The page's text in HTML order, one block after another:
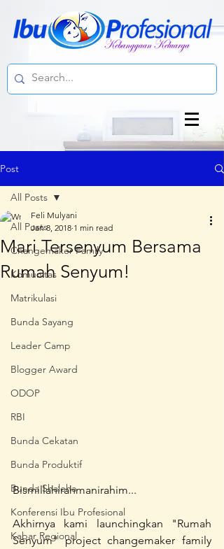
Post
All Posts
Changemaker Family
Komunitas
Matrikulasi
Bunda Sayang
Leader Camp
Blogger Award
ODOP
RBI
Bunda Cekatan
Bunda Produktif
Bunda Shaleha
Konferensi Ibu Profesional
Kabar Regional
All Posts
Mari Tersenyum Bersama
Rumah Senyum!
Feli Mulyani
Jan 8, 2018 1 min read
Bismillahirahmanirahim...
Akhirnya kami launchingkan "Rumah
Senyum" project changemaker family